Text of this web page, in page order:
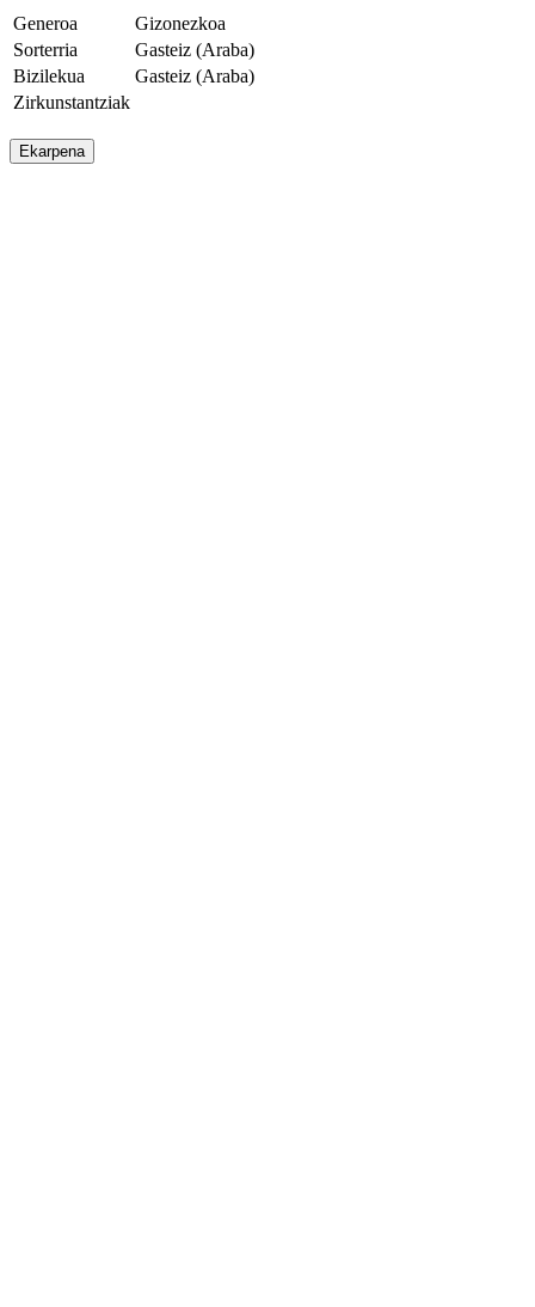
Generoa
Gizonezkoa
Sorterria
Gasteiz (Araba)
Bizilekua
Gasteiz (Araba)
Zirkunstantziak